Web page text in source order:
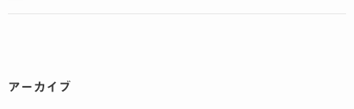
アーカイブ